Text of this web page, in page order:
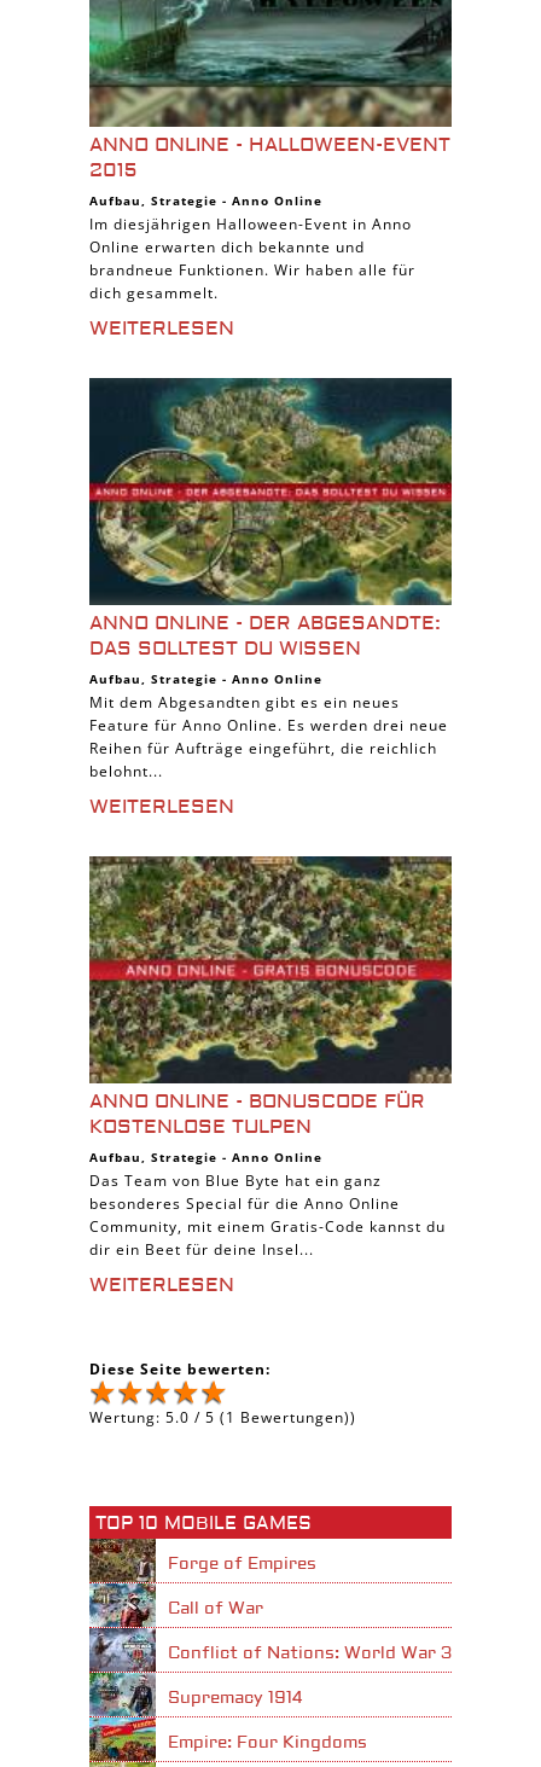
ANNO ONLINE - HALLOWEEN-EVENT
2015
Aufbau, Strategie - Anno Online
Im diesjährigen Halloween-Event in Anno
Online erwarten dich bekannte und
brandneue Funktionen. Wir haben alle für
dich gesammelt.
WEITERLESEN
ANNO ONLINE - DER ABGESANDTE:
DAS SOLLTEST DU WISSEN
Aufbau, Strategie - Anno Online
Mit dem Abgesandten gibt es ein neues
Feature für Anno Online. Es werden drei neue
Reihen für Aufträge eingeführt, die reichlich
belohnt...
WEITERLESEN
ANNO ONLINE - BONUSCODE FÜR
KOSTENLOSE TULPEN
Aufbau, Strategie - Anno Online
Das Team von Blue Byte hat ein ganz
besonderes Special für die Anno Online
Community, mit einem Gratis-Code kannst du
dir ein Beet für deine Insel...
WEITERLESEN
Diese Seite bewerten:
Wertung: 5.0 / 5 (1 Bewertungen))
TOP 10 MOBILE GAMES
Forge of Empires
Call of War
Conflict of Nations: World War 3
Supremacy 1914
Empire: Four Kingdoms